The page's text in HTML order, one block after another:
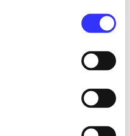
dolor sit amet ...
dolor sit amet ...
dolor sit amet ...
dolor sit amet ...